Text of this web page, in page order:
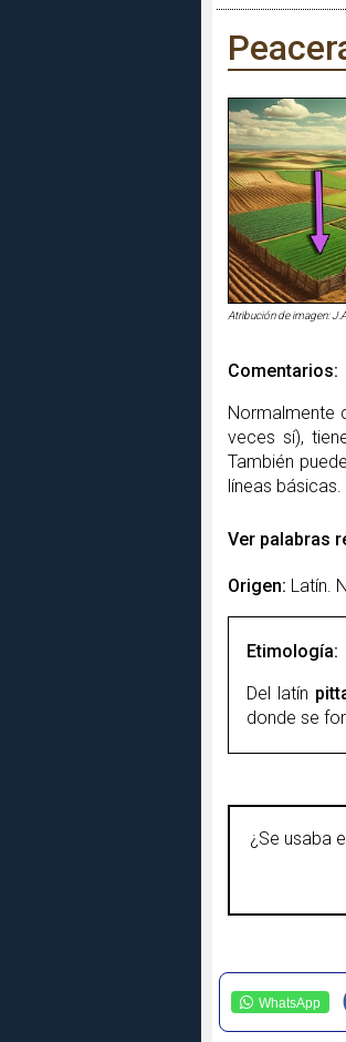
Atribución de imagen:
Comentarios:
Normalmente
veces sí),
También
líneas básicas.
Ver palabras
Origen: Latín.
Etimología:
Del latín
donde se
¿Se usaba
WhatsApp